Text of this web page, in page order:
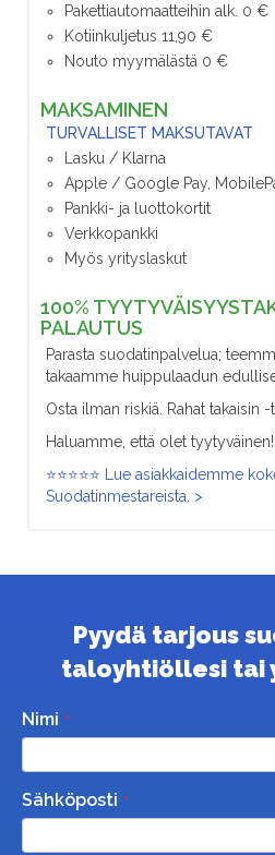
Pakettiautomaatteihin alk. 0 €
Kotiinkuljetus 11,90 €
Nouto myymälästä 0 €
MAKSAMINEN
TURVALLISET MAKSUTAVAT
Lasku / Klarna
Apple / Google Pay,
Pankki- ja luottokortit
Verkkopankki
Myös yrityslaskut
100%
PALAUTUS
Parasta suodatinpalvelua;
takaamme huippulaadun
Osta ilman riskiä. Rahat takaisin -
Haluamme, että olet tyytyväinen!
⭐⭐⭐⭐⭐ Lue asiakkaidemme
Suodatinmestareista. >
Pyydä tarjous
taloyhtiöllesi tai
Nimi
Sähköposti